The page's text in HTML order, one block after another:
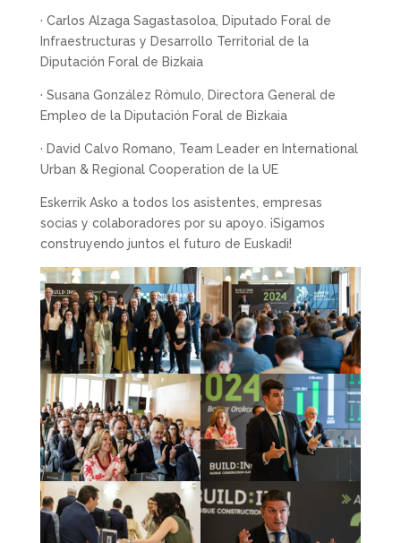
· Carlos Alzaga Sagastasoloa, Diputado Foral de
Infraestructuras y Desarrollo Territorial de la
Diputación Foral de Bizkaia
· Susana González Rómulo, Directora General de
Empleo de la Diputación Foral de Bizkaia
· David Calvo Romano, Team Leader en International
Urban & Regional Cooperation de la UE
Eskerrik Asko a todos los asistentes, empresas
socias y colaboradores por su apoyo. ¡Sigamos
construyendo juntos el futuro de Euskadi!